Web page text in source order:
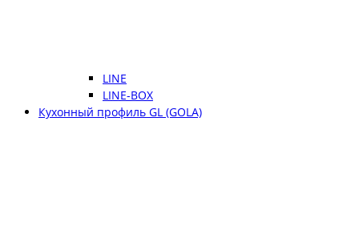
LINE
LINE-BOX
Кухонный профиль GL (GOLA)